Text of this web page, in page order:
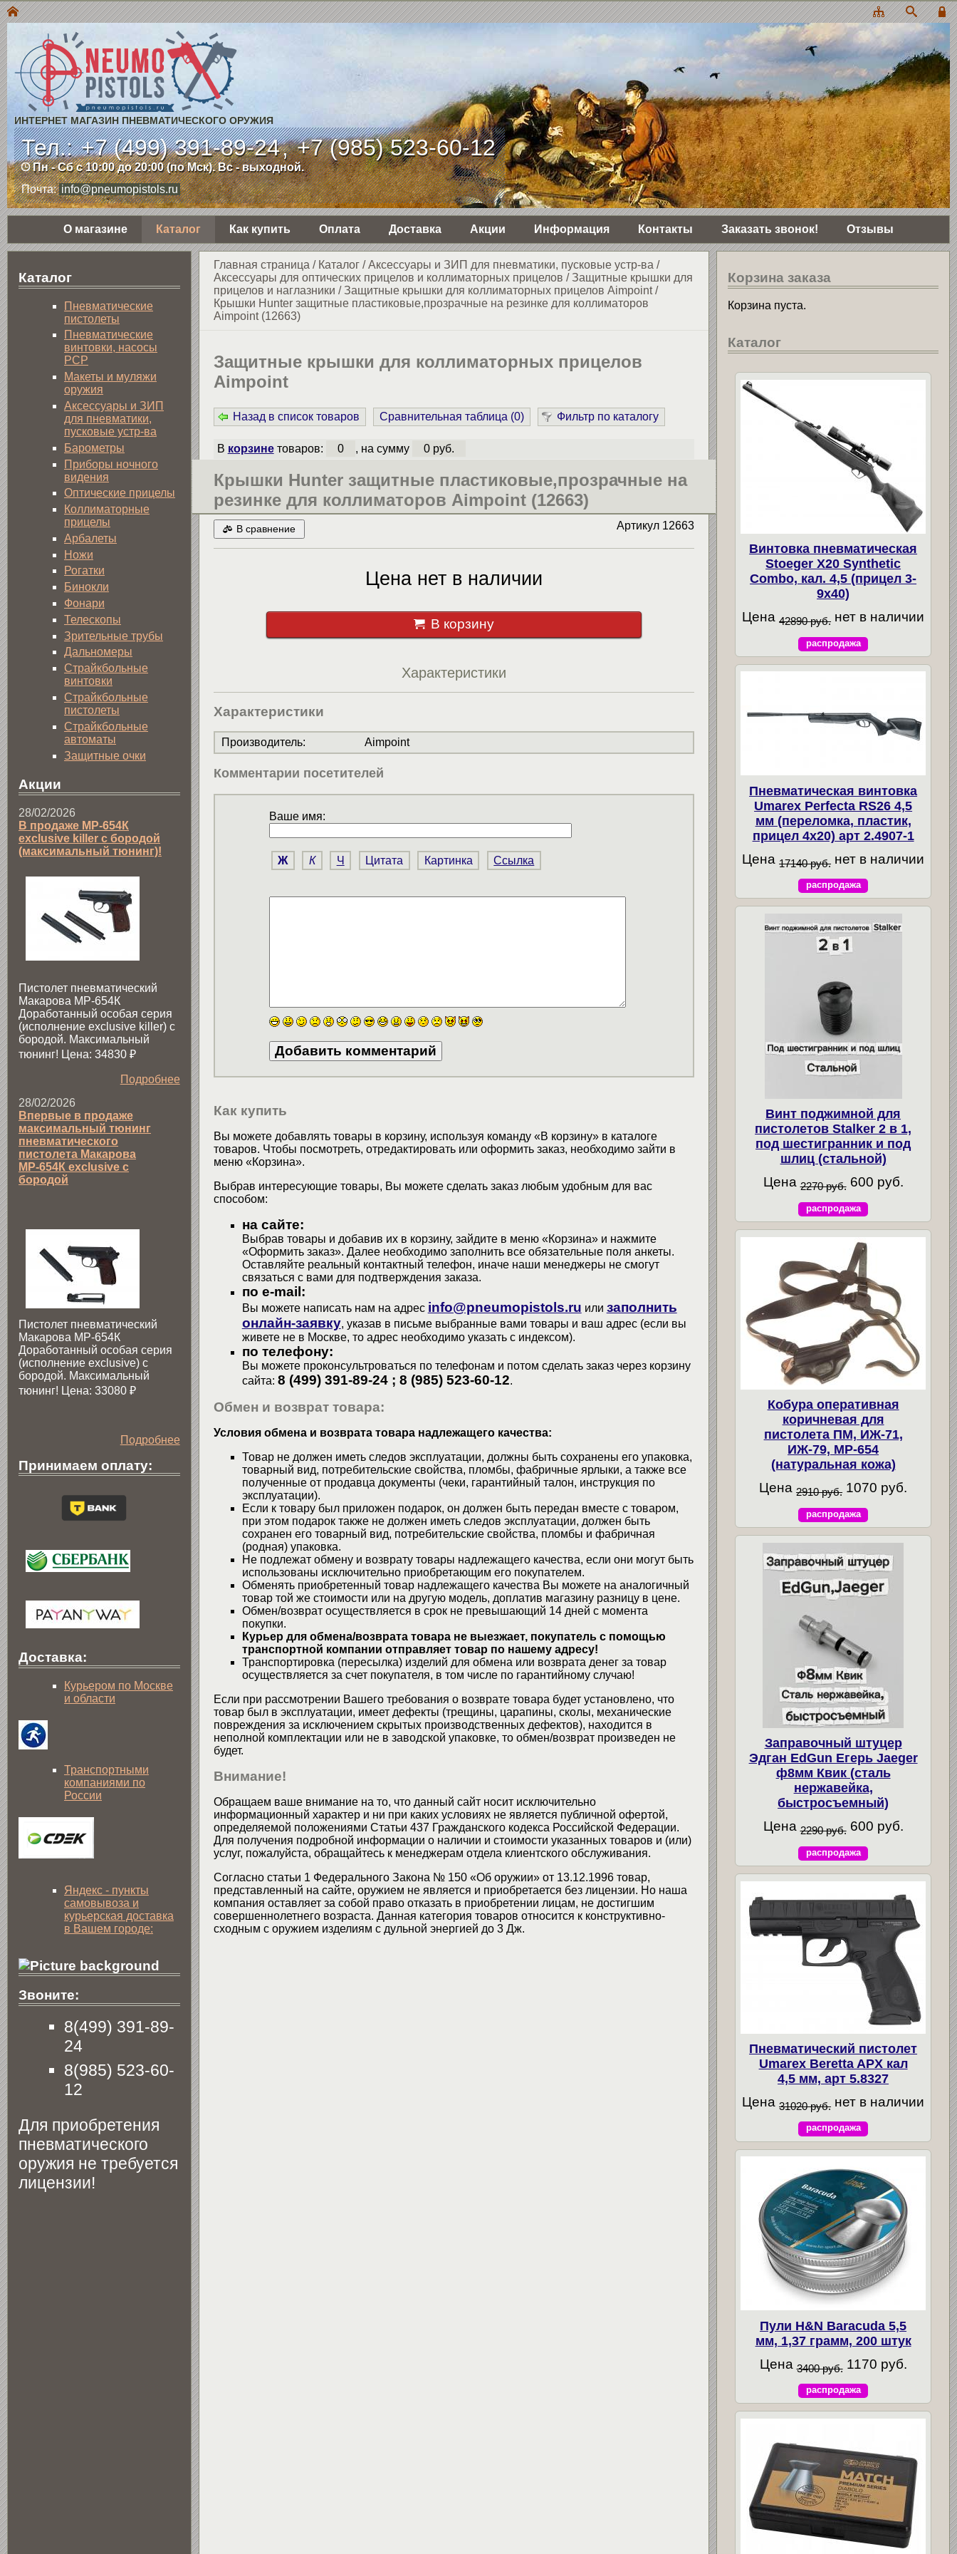
ИНТЕРНЕТ МАГАЗИН ПНЕВМАТИЧЕСКОГО ОРУЖИЯ
Тел.:+7 (499) 391-89-24,+7 (985) 523-60-12
Пн - Сб с 10:00 до 20:00 (по Мск). Вс - выходной.
Почта: info@pneumopistols.ru
О магазине Каталог Как купить Оплата Доставка Акции Информация Контакты Заказать звонок! Отзывы
Главная страница / Каталог/Аксессуары и ЗИП для пневматики, пусковые устр-ва /
Аксессуары для оптических прицелов и коллиматорных прицелов / Защитные крышки для
прицелов и наглазники / Защитные крышки для коллиматорных прицелов Aimpoint/
Крышки Hunter защитные пластиковые,прозрачные на резинке для коллиматоров
Aimpoint (12663)
Защитные крышки для коллиматорных прицелов
Aimpoint
Назад в список товаров Сравнительная таблица (0) Фильтр по каталогу
В корзинетоваров: 0 , на сумму 0 руб.
Крышки Hunter защитные пластиковые,прозрачные на
резинке для коллиматоров Aimpoint (12663)
В сравнение Артикул 12663
Цена нет в наличии
В корзину
Характеристики
Характеристики
Производитель: Aimpoint
Комментарии посетителей
Ваше имя:
Ж К Ч Цитата Картинка Ссылка
Как купить
Вы можете добавлять товары в корзину, используя команду «В корзину» в каталоге
товаров. Чтобы посмотреть, отредактировать или оформить заказ, необходимо зайти в
меню «Корзина».
Выбрав интересующие товары, Вы можете сделать заказ любым удобным для вас
способом:
на сайте:
Выбрав товары и добавив их в корзину, зайдите в меню «Корзина» и нажмите
«Оформить заказ». Далее необходимо заполнить все обязательные поля анкеты.
Оставляйте реальный контактный телефон, иначе наши менеджеры не смогут
связаться с вами для подтверждения заказа.
по e-mail:
Вы можете написать нам на адрес info@pneumopistols.ru или заполнить
онлайн-заявку, указав в письме выбранные вами товары и ваш адрес (если вы
живете не в Москве, то адрес необходимо указать с индексом).
по телефону:
Вы можете проконсультроваться по телефонам и потом сделать заказ через корзину
сайта: 8 (499) 391-89-24 ; 8 (985) 523-60-12.
Обмен и возврат товара:
Условия обмена и возврата товара надлежащего качества:
Товар не должен иметь следов эксплуатации, должны быть сохранены его упаковка,
товарный вид, потребительские свойства, пломбы, фабричные ярлыки, а также все
полученные от продавца документы (чеки, гарантийный талон, инструкция по
эксплуатации).
Если к товару был приложен подарок, он должен быть передан вместе с товаром,
при этом подарок также не должен иметь следов эксплуатации, должен быть
сохранен его товарный вид, потребительские свойства, пломбы и фабричная
(родная) упаковка.
Не подлежат обмену и возврату товары надлежащего качества, если они могут быть
использованы исключительно приобретающим его покупателем.
Обменять приобретенный товар надлежащего качества Вы можете на аналогичный
товар той же стоимости или на другую модель, доплатив магазину разницу в цене.
Обмен/возврат осуществляется в срок не превышающий 14 дней с момента
покупки.
Курьер для обмена/возврата товара не выезжает, покупатель с помощью
транспортной компании отправляет товар по нашему адресу!
Транспортировка (пересылка) изделий для обмена или возврата денег за товар
осуществляется за счет покупателя, в том числе по гарантийному случаю!
Если при рассмотрении Вашего требования о возврате товара будет установлено, что
товар был в эксплуатации, имеет дефекты (трещины, царапины, сколы, механические
повреждения за исключением скрытых производственных дефектов), находится в
неполной комплектации или не в заводской упаковке, то обмен/возврат произведен не
будет.
Внимание!
Обращаем ваше внимание на то, что данный сайт носит исключительно
информационный характер и ни при каких условиях не является публичной офертой,
определяемой положениями Статьи 437 Гражданского кодекса Российской Федерации.
Для получения подробной информации о наличии и стоимости указанных товаров и (или)
услуг, пожалуйста, обращайтесь к менеджерам отдела клиентского обслуживания.
Согласно статьи 1 Федерального Закона № 150 «Об оружии» от 13.12.1996 товар,
представленный на сайте, оружием не является и приобретается без лицензии. Но наша
компания оставляет за собой право отказать в приобретении лицам, не достигшим
совершеннолетнего возраста. Данная категория товаров относится к конструктивно-
сходным с оружием изделиям с дульной энергией до 3 Дж.
Каталог
Пнев­ма­ти­чес­кие
пистолеты
Пневматические
винтовки, насосы
PCP
Макеты и муляжи
оружия
Аксессуары и ЗИП
для пневматики,
пусковые устр-ва
Барометры
Приборы ночного
видения
Оптические прицелы
Коллиматорные
прицелы
Арбалеты
Ножи
Рогатки
Бинокли
Фонари
Телескопы
Зрительные трубы
Дальномеры
Страйкбольные
винтовки
Страйкбольные
пистолеты
Страйкбольные
автоматы
Защитные очки
Акции
28/02/2026
В продаже МР-654К
exclusive killer с бородой
(максимальный тюнинг)!
Пистолет пневматический
Макарова МР-654К
Доработанный особая серия
(исполнение exclusive killer) с
бородой. Максимальный
тюнинг! Цена: 34830 ₽
Подробнее
28/02/2026
Впервые в продаже
максимальный тюнинг
пневматического
пистолета Макарова
МР-654К exclusive с
бородой
Пистолет пневматический
Макарова МР-654К
Доработанный особая серия
(исполнение exclusive) c
бородой. Максимальный
тюнинг! Цена: 33080 ₽
Подробнее
Принимаем оплату:
Доставка:
Курьером по Москве
и области
Транспортными
компаниями по
России
Яндекс - пункты
самовывоза и
курьерская доставка
в Вашем городе:
Звоните:
8(499) 391-89-
24
8(985) 523-60-
12
Для приобретения
пневматического
оружия не требуется
лицензии!
Корзина заказа
Корзина пуста.
Каталог
Винтовка пневматическая
Stoeger X20 Synthetic
Combo, кал. 4,5 (прицел 3-
9х40)
Цена 42890 руб. нет в наличии
распродажа
Пневматическая винтовка
Umarex Perfecta RS26 4,5
мм (переломка, пластик,
прицел 4x20) арт 2.4907-1
Цена 17140 руб. нет в наличии
распродажа
Винт поджимной для
пистолетов Stalker 2 в 1,
под шестигранник и под
шлиц (стальной)
Цена 2270 руб. 600 руб.
распродажа
Кобура оперативная
коричневая для
пистолета ПМ, ИЖ-71,
ИЖ-79, МР-654
(натуральная кожа)
Цена 2910 руб. 1070 руб.
распродажа
Заправочный штуцер
Эдган EdGun Егерь Jaeger
ф8мм Квик (сталь
нержавейка,
быстросъемный)
Цена 2290 руб. 600 руб.
распродажа
Пневматический пистолет
Umarex Beretta APX кал
4,5 мм, арт 5.8327
Цена31020 руб. нет в наличии
распродажа
Пули H&N Baracuda 5,5
мм, 1,37 грамм, 200 штук
Цена 3400 руб. 1170 руб.
распродажа